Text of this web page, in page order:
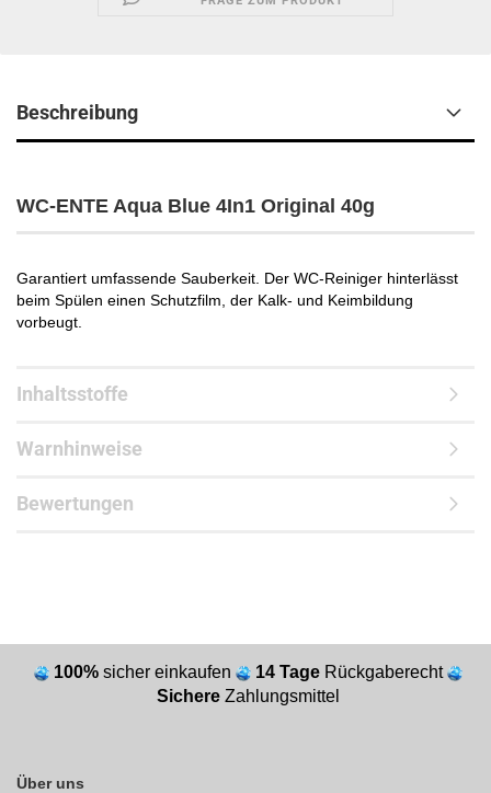
Beschreibung
WC-ENTE Aqua Blue 4In1 Original 40g
Garantiert umfassende Sauberkeit. Der WC-Reiniger hinterlässt
beim Spülen einen Schutzfilm, der Kalk- und Keimbildung
vorbeugt.
Inhaltsstoffe
Warnhinweise
Bewertungen
100% sicher einkaufen 14 Tage Rückgaberecht
Sichere Zahlungsmittel
Über uns